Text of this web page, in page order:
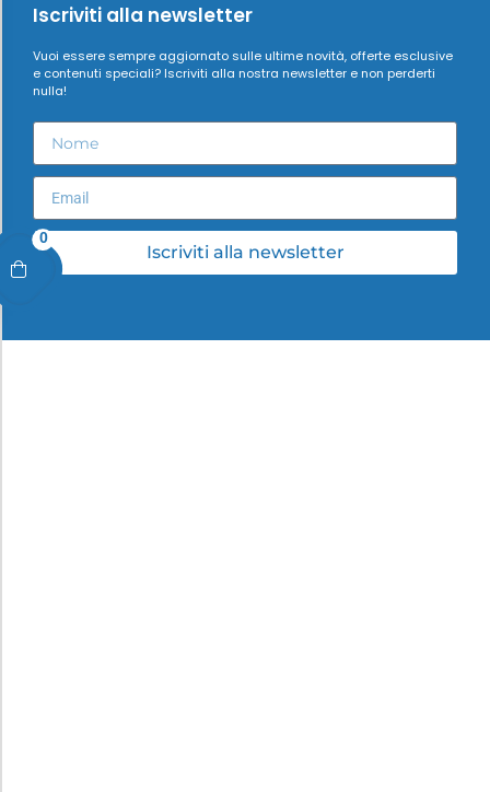
0
Iscriviti alla newsletter
Vuoi essere sempre aggiornato sulle ultime novità, offerte esclusive
e contenuti speciali? Iscriviti alla nostra newsletter e non perderti
nulla!
Iscriviti alla newsletter